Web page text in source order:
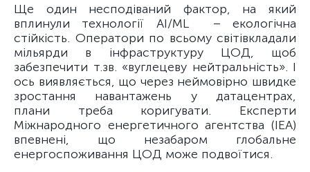
Ще один несподіваний фактор, на який
вплинули технології AI/ML – екологічна
стійкість. Оператори по всьому світівкладали
мільярди в інфраструктуру ЦОД, щоб
забезпечити т.зв. «вуглецеву нейтральність». І
ось виявляється, що через неймовірно швидке
зростання навантажень у датацентрах,
плани треба коригувати. Експерти
Міжнародного енергетичного агентства (IEA)
впевнені, що незабаром глобальне
енергоспоживання ЦОД може подвоїтися.